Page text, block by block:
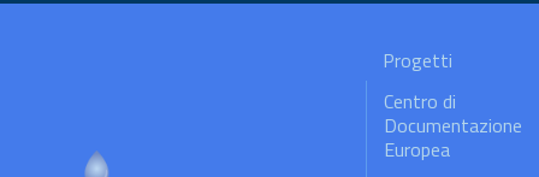
Progetti
Centro di
Documentazione
Europea